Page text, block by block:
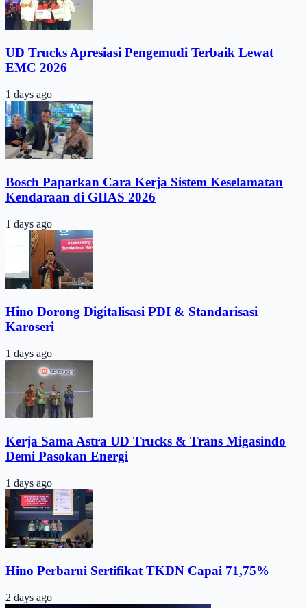
UD Trucks Apresiasi Pengemudi Terbaik Lewat
EMC 2026
1 days ago
Bosch Paparkan Cara Kerja Sistem Keselamatan
Kendaraan di GIIAS 2026
1 days ago
Hino Dorong Digitalisasi PDI & Standarisasi
Karoseri
1 days ago
Kerja Sama Astra UD Trucks & Trans Migasindo
Demi Pasokan Energi
1 days ago
Hino Perbarui Sertifikat TKDN Capai 71,75%
2 days ago